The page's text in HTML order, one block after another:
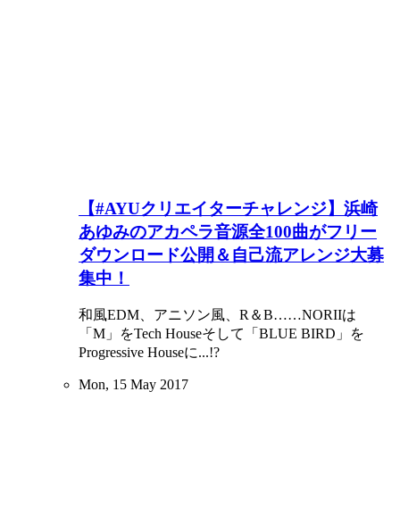
【#AYUクリエイターチャレンジ】浜崎
あゆみのアカペラ音源全100曲がフリー
ダウンロード公開＆自己流アレンジ大募
集中！
和風EDM、アニソン風、R＆B……NORIIは
「M」をTech Houseそして「BLUE BIRD」を
Progressive Houseに...!?
Mon, 15 May 2017